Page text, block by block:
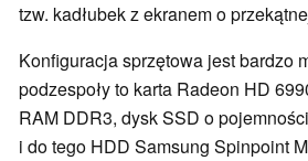
tzw. kadłubek z ekranem o
Konfiguracja sprzętowa jest bardzo
podzespoły to karta Radeon HD
RAM DDR3, dysk SSD o
i do tego HDD Samsung Spinpoint